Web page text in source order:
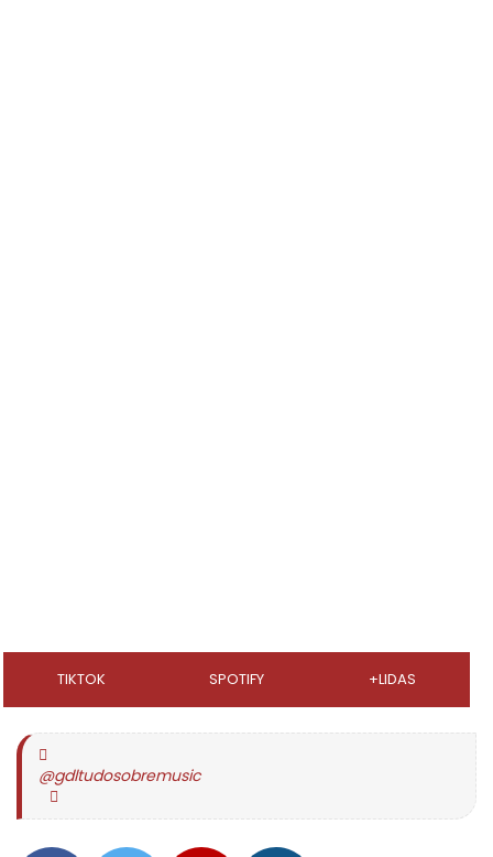
TIKTOK SPOTIFY +LIDAS
@gdltudosobremusic